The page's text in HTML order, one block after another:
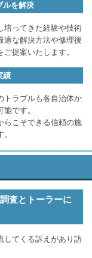
ルを解決
培ってきた経験や技術
適な解決方法や修理後
提案いたします。
績
トラブルも各自治体か
です。
らこそできる信頼の施
査とトーラーに
してくる訴えがあり訪